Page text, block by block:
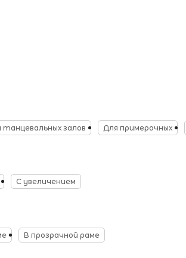
танцевальных залов Для примерочных
С увеличением
В прозрачной раме